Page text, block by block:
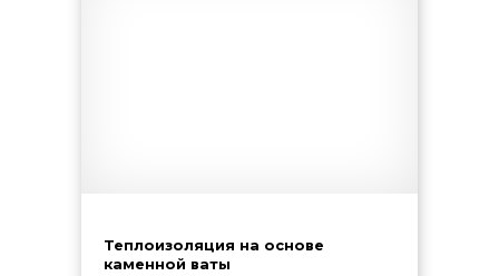
Теплоизоляция на основе
каменной ваты